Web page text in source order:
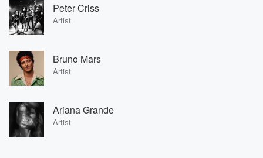
Peter Criss
Artist
Bruno Mars
Artist
Ariana Grande
Artist